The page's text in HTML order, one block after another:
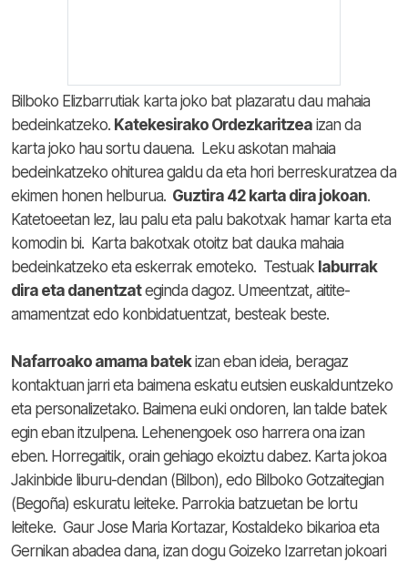
Bilboko Elizbarrutiak karta joko bat plazaratu dau mahaia
bedeinkatzeko. Katekesirako Ordezkaritzea izan da
karta joko hau sortu dauena. Leku askotan mahaia
bedeinkatzeko ohiturea galdu da eta hori berreskuratzea da
ekimen honen helburua. Guztira 42 karta dira jokoan.
Katetoeetan lez, lau palu eta palu bakotxak hamar karta eta
komodin bi. Karta bakotxak otoitz bat dauka mahaia
bedeinkatzeko eta eskerrak emoteko. Testuak laburrak
dira eta danentzateginda dagoz. Umeentzat, aitite-
amamentzat edo konbidatuentzat, besteak beste.
Nafarroako amama batekizan eban ideia, beragaz
kontaktuan jarri eta baimena eskatu eutsien euskalduntzeko
eta personalizetako. Baimena euki ondoren, lan talde batek
egin eban itzulpena. Lehenengoek oso harrera ona izan
eben. Horregaitik, orain gehiago ekoiztu dabez. Karta jokoa
Jakinbide liburu-dendan (Bilbon), edo Bilboko Gotzaitegian
(Begoña) eskuratu leiteke. Parrokia batzuetan be lortu
leiteke. Gaur Jose Maria Kortazar, Kostaldeko bikarioa eta
Gernikan abadea dana, izan dogu Goizeko Izarretan jokoari